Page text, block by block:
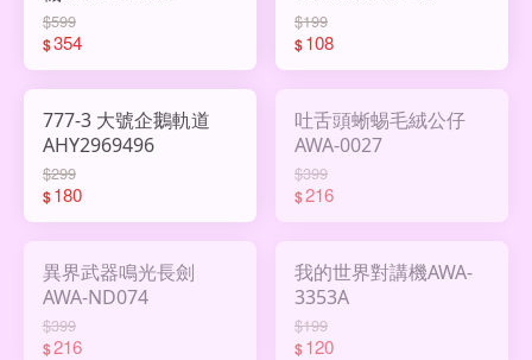
$599
$354
$199
$108
777-3 大號企鵝軌道
AHY2969496
$299
$180
吐舌頭蜥蜴毛絨公仔
AWA-0027
$399
$216
異界武器鳴光長劍
AWA-ND074
$399
$216
我的世界對講機AWA-
3353A
$199
$120